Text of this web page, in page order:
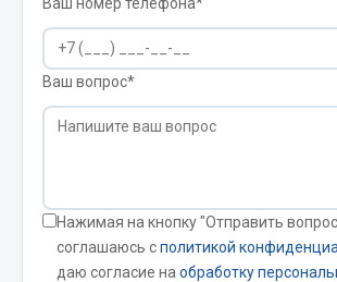
Газосварка
Маски, краги сварщика
Сварочное оборудование
Сварочные материалы
CUMMINS HAFFEN
Ваш вопрос*
Нажимая на кнопку "Отправить
соглашаюсь сполитикой
даю согласие на обработку